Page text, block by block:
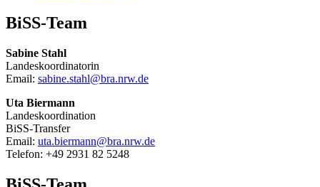
BiSS-Team
Sabine Stahl
Landeskoordinatorin
Email: sabine.stahl@bra.nrw.de
Uta Biermann
Landeskoordination
BiSS-Transfer
Email: uta.biermann@bra.nrw.de
Telefon: +49 2931 82 5248